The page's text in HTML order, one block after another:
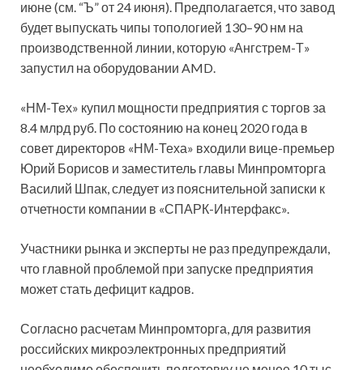
июне (см. “Ъ” от 24 июня). Предполагается, что завод
будет выпускать чипы топологией 130–90 нм на
производственной линии, которую «Ангстрем-Т»
запустил на оборудовании AMD.
«НМ-Тех» купил мощности предприятия с торгов за
8.4 млрд руб. По состоянию на конец 2020 года в
совет директоров «НМ-Теха» входили вице-премьер
Юрий Борисов и заместитель главы Минпромторга
Василий Шпак, следует из пояснительной записки к
отчетности компании в «СПАРК-Интерфакс».
Участники рынка и эксперты не раз предупреждали,
что главной проблемой при запуске предприятия
может стать дефицит кадров.
Согласно расчетам Минпромторга, для развития
российских микроэлектронных предприятий